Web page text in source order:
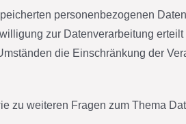
personenbezogenen
zur Datenverarbeitung
die Einschränkung der
zu weiteren Fragen zum Thema